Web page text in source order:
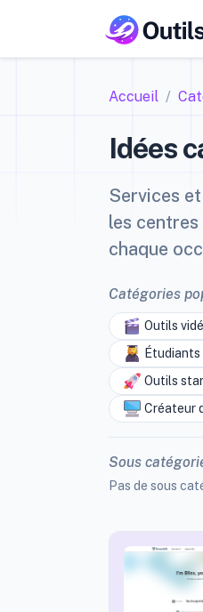
Accueil
Idées
Services
les
chaque
Catégories
Outils
Étudiants
Outils
Créateur
Sous
Pas de sous